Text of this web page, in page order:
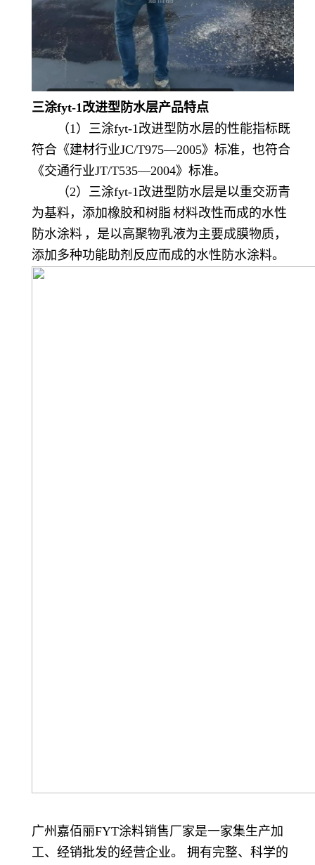
三涂fyt-1改进型防水层产品特点
（1）三涂fyt-1改进型防水层的性能指标既
符合《建材行业JC/T975—2005》标准，也符合
《交通行业JT/T535—2004》标准。
（2）三涂fyt-1改进型防水层是以重交沥青
为基料，添加橡胶和树脂材料改性而成的水性
防水涂料 ，是以高聚物乳液为主要成膜物质，
添加多种功能助剂反应而成的水性防水涂料。
广州嘉佰丽FYT涂料销售厂家是一家集生产加
工、经销批发的经营企业。 拥有完整、科学的